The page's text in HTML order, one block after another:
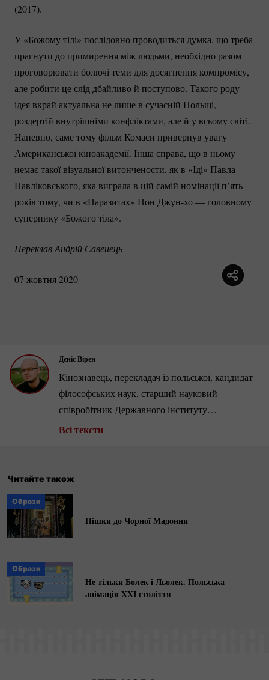
(2017).
У «Божому тілі» послідовно проводиться думка, що треба
прагнути до примирення між людьми, необхідно разом
проговорювати болючі теми для досягнення компромісу,
але робити це слід дбайливо й поступово. Такого роду
ідея вкрай актуальна не лише в сучасній Польщі,
роздертій внутрішніми конфліктами, але й у всьому світі.
Напевно, саме тому фільм Комаси привернув увагу
Американської кіноакадемії. Інша справа, що в ньому
немає такої візуальної витончености, як в «Іді» Павла
Павліковського, яка виграла в цій самій номінації п’ять
років тому, чи в «Паразитах» Пон Джун-хо— головному
супернику «Божого тіла».
Переклав Андрій Савенець
07 жовтня 2020
Дєніс Вірен
Кінознавець, перекладач із польської, кандидат
філософських наук, старший науковий
співробітник Державного інституту
мистецтвознавства в Москві.
Всі тексти
Читайте також
Образи
Пішки до Чорної Мадонни
Образи
Не тільки Болек і Льолек. Польська
анімація XXI століття